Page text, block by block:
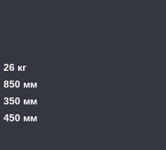
26 кг
850 мм
350 мм
450 мм